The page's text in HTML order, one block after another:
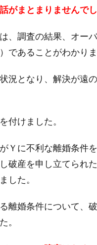
がまとまりませんでし
、調査の結果、オー
であることがわかりま
況となり、 解決が遠
付けました。
Ｙに不利な離婚条件
破産を申し立てられ
した。
離婚条件について、
。